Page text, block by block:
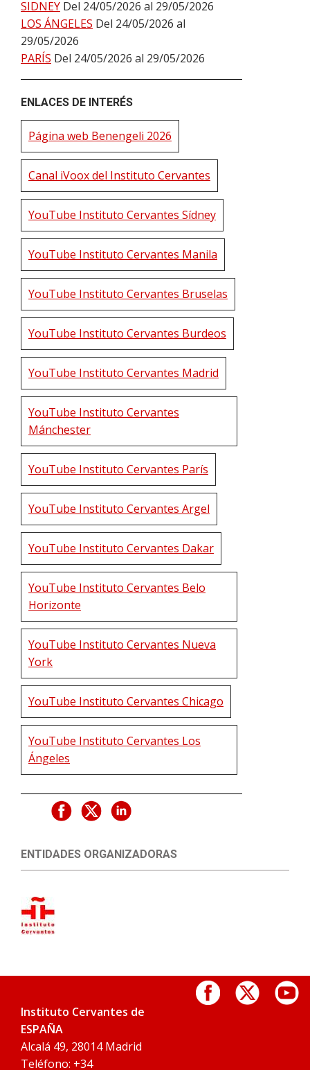
SIDNEY Del 24/05/2026 al 29/05/2026
LOS ÁNGELES Del 24/05/2026 al
29/05/2026
PARÍS Del 24/05/2026 al 29/05/2026
ENLACES DE INTERÉS
Página web Benengeli 2026
Canal iVoox del Instituto Cervantes
YouTube Instituto Cervantes Sídney
YouTube Instituto Cervantes Manila
YouTube Instituto Cervantes Bruselas
YouTube Instituto Cervantes Burdeos
YouTube Instituto Cervantes Madrid
YouTube Instituto Cervantes
Mánchester
YouTube Instituto Cervantes París
YouTube Instituto Cervantes Argel
YouTube Instituto Cervantes Dakar
YouTube Instituto Cervantes Belo
Horizonte
YouTube Instituto Cervantes Nueva
York
YouTube Instituto Cervantes Chicago
YouTube Instituto Cervantes Los
Ángeles
ENTIDADES ORGANIZADORAS
Instituto Cervantes de
ESPAÑA
Alcalá 49, 28014 Madrid
Teléfono: +34